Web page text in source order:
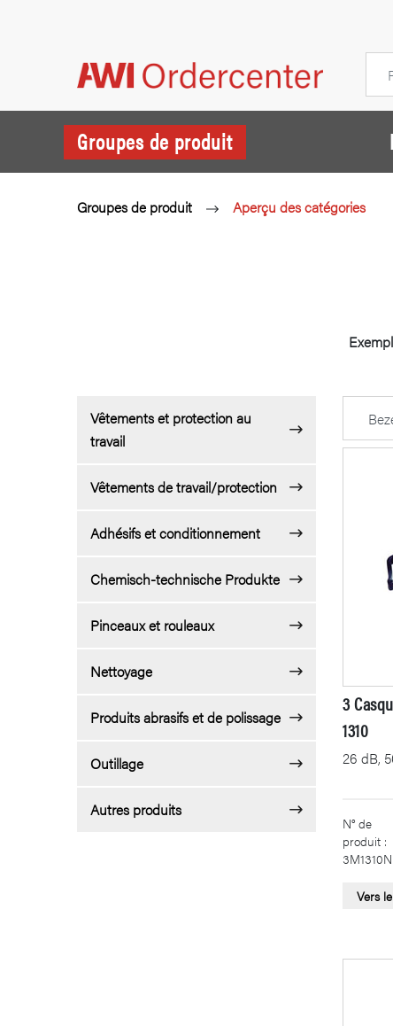
Groupes de produit
Groupes de produit Aperçu des catégories
Vêtements et protection au
travail
Vêtements de travail/protection
Adhésifs et conditionnement
Chemisch-technische Produkte
Pinceaux et rouleaux
Nettoyage
Produits abrasifs et de polissage
Outillage
Autres produits
3
1310
26 dB,
N° de
produit :
3M1310N
Vers